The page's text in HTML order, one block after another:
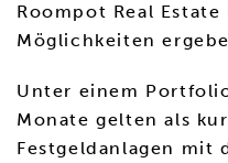
Roompot Real
Möglichkeiten
Unter einem
Monate gelten als
Festgeldanlagen mit